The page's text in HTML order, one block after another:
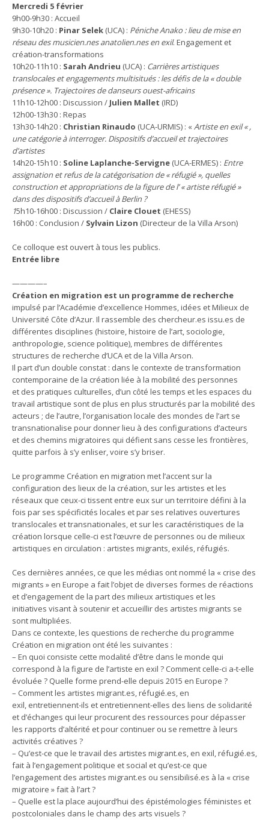
Mercredi 5 février
9h00-9h30 : Accueil
9h30-10h20 : Pinar Selek (UCA) : Péniche Anako : lieu de mise en
réseau des musicien.nes anatolien.nes en exil. Engagement et
création-transformations
10h20-11h10 : Sarah Andrieu (UCA) : Carrières artistiques
translocales et engagements multisitués : les défis de la « double
présence ». Trajectoires de danseurs ouest-africains
11h10-12h00 : Discussion / Julien Mallet (IRD)
12h00-13h30 : Repas
13h30-14h20 : Christian Rinaudo (UCA-URMIS) : «Artiste en exil « ,
une catégorie à interroger. Dispositifs d’accueil et trajectoires
d’artistes
14h20-15h10 : Soline Laplanche-Servigne (UCA-ERMES) : Entre
assignation et refus de la catégorisation de « réfugié », quelles
construction et appropriations de la figure de l’ « artiste réfugié »
dans des dispositifs d’accueil à Berlin ?
15h10-16h00 : Discussion / Claire Clouet (EHESS)
16h00 : Conclusion / Sylvain Lizon (Directeur de la Villa Arson)
Ce colloque est ouvert à tous les publics.
Entrée libre
————–
Création en migration est un programme de recherche
impulsé par l’Académie d’excellence Hommes, idées et Milieux de
Université Côte d’Azur. Il rassemble des chercheur.es issu.es de
différentes disciplines (histoire, histoire de l’art, sociologie,
anthropologie, science politique), membres de différentes
structures de recherche d’UCA et de la Villa Arson.
Il part d’un double constat : dans le contexte de transformation
contemporaine de la création liée à la mobilité des personnes
et des pratiques culturelles, d’un côté les temps et les espaces du
travail artistique sont de plus en plus structurés par la mobilité des
acteurs ; de l’autre, l’organisation locale des mondes de l’art se
transnationalise pour donner lieu à des configurations d’acteurs
et des chemins migratoires qui défient sans cesse les frontières,
quitte parfois à s’y enliser, voire s’y briser.
Le programme Création en migration met l’accent sur la
configuration des lieux de la création, sur les artistes et les
réseaux que ceux-ci tissent entre eux sur un territoire défini à la
fois par ses spécificités locales et par ses relatives ouvertures
translocales et transnationales, et sur les caractéristiques de la
création lorsque celle-ci est l’œuvre de personnes ou de milieux
artistiques en circulation : artistes migrants, exilés, réfugiés.
Ces dernières années, ce que les médias ont nommé la « crise des
migrants » en Europe a fait l’objet de diverses formes de réactions
et d’engagement de la part des milieux artistiques et les
initiatives visant à soutenir et accueillir des artistes migrants se
sont multipliées.
Dans ce contexte, les questions de recherche du programme
Création en migration ont été les suivantes :
– En quoi consiste cette modalité d’être dans le monde qui
correspond à la figure de l’artiste en exil ? Comment celle-ci a-t-elle
évoluée ? Quelle forme prend-elle depuis 2015 en Europe ?
– Comment les artistes migrant.es, réfugié.es, en
exil, entretiennent-ils et entretiennent-elles des liens de solidarité
et d’échanges qui leur procurent des ressources pour dépasser
les rapports d’altérité et pour continuer ou se remettre à leurs
activités créatives ?
– Qu’est-ce que le travail des artistes migrant.es, en exil, réfugié.es,
fait à l’engagement politique et social et qu’est-ce que
l’engagement des artistes migrant.es ou sensibilisé.es à la « crise
migratoire » fait à l’art ?
– Quelle est la place aujourd’hui des épistémologies féministes et
postcoloniales dans le champ des arts visuels ?